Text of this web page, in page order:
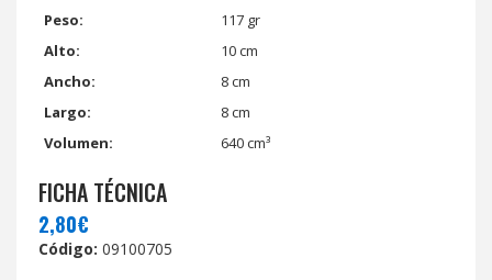
Peso:
117 gr
Alto:
10 cm
Ancho:
8 cm
Largo:
8 cm
Volumen:
640 cm³
FICHA TÉCNICA
2,80€
Código: 09100705